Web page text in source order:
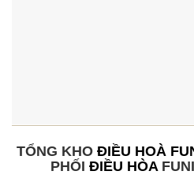
TỔNG KHO ĐIỀU HOÀ
PHỐI ĐIỀU HÒA